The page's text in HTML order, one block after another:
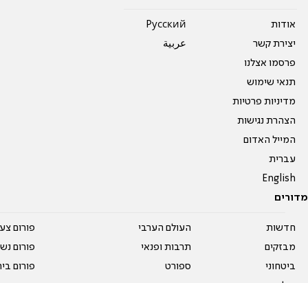
אודות
יצירת קשר
פרסמו אצלנו
תנאי שימוש
מדיניות פרטיות
הצהרת נגישות
המייל האדום
עברית
English
Pусский
عربية
מדורים
חדשות
מבזקים
ביטחוני
העולם הערבי
תרבות ופנאי
ספורט
פורום
פורום
פורום